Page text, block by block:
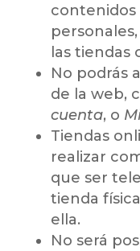
contenidos
las tiendas
No podrás
de la web,
cuenta, o
Tiendas
realizar
que ser
tienda
ella.
No será